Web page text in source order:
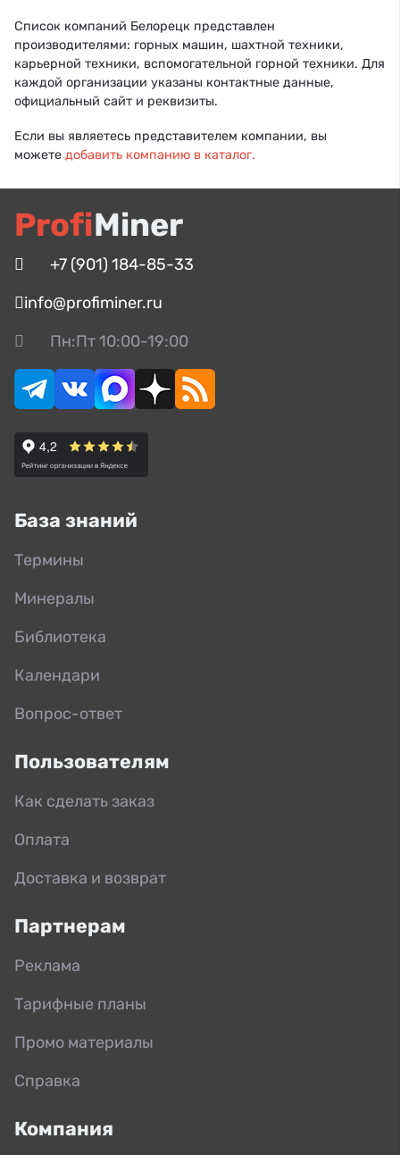
Список компаний Белорецк представлен
производителями: горных машин, шахтной техники,
карьерной техники, вспомогательной горной техники. Для
каждой организации указаны контактные данные,
официальный сайт и реквизиты.
Если вы являетесь представителем компании, вы
можете добавить компанию в каталог.
ProfiMiner
+7 (901) 184-85-33
info@profiminer.ru
Пн:Пт 10:00-19:00
База знаний
Термины
Минералы
Библиотека
Календари
Вопрос-ответ
Пользователям
Как сделать заказ
Оплата
Доставка и возврат
Партнерам
Реклама
Тарифные планы
Промо материалы
Справка
Компания